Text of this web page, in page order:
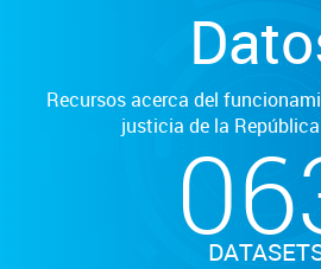
Recursos acerca del
justicia de la